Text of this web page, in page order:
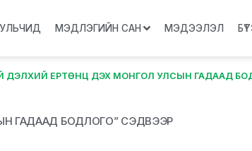
МЭДЛЭГИЙН САН МЭДЭЭЛЭЛ
ЕРТӨНЦ ДЭХ МОНГОЛ УЛСЫН ГАДААД
ГАДААД БОДЛОГО” СЭДВЭЭР